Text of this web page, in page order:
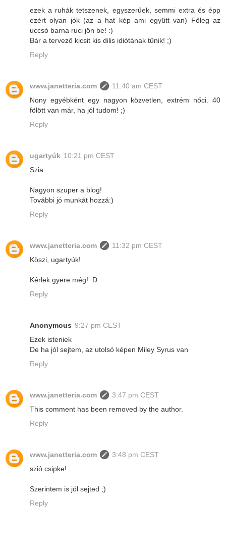
ezek a ruhák tetszenek, egyszerűek, semmi extra és épp
ezért olyan jók (az a hat kép ami együtt van) Főleg az
uccsó barna ruci jön be! :)
Bár a tervező kicsit kis dilis idiótának tűnik! ;)
Reply
www.janetteria.com
11:40 am CEST
Nony egyébként egy nagyon közvetlen, extrém nőci. 40
fölött van már, ha jól tudom! ;)
Reply
ugartyúk 10:21 pm CEST
Szia
Nagyon szuper a blog!
További jó munkát hozzá:)
Reply
www.janetteria.com
11:32 pm CEST
Köszi, ugartyúk!
Kérlek gyere még! :D
Reply
Anonymous 9:27 pm CEST
Ezek isteniek
De ha jól sejtem, az utolsó képen Miley Syrus van
Reply
www.janetteria.com
3:47 pm CEST
This comment has been removed by the author.
Reply
www.janetteria.com
3:48 pm CEST
szió csipke!
Szerintem is jól sejted ;)
Reply